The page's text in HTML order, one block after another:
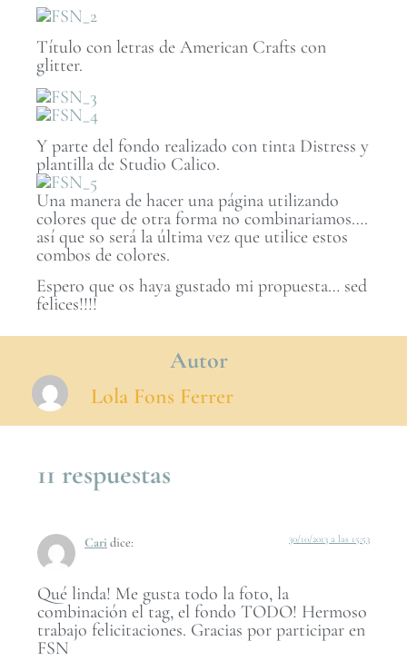
Título con letras de American Crafts con
glitter.
Y parte del fondo realizado con tinta Distress y
plantilla de Studio Calico.
Una manera de hacer una página utilizando
colores que de otra forma no combinariamos….
así que so será la última vez que utilice estos
combos de colores.
Espero que os haya gustado mi propuesta… sed
felices!!!!
Autor
Lola Fons Ferrer
11 respuestas
Cari dice: 30/10/2013 a las 15:53
Qué linda! Me gusta todo la foto, la
combinación el tag, el fondo TODO! Hermoso
trabajo felicitaciones. Gracias por participar en
FSN